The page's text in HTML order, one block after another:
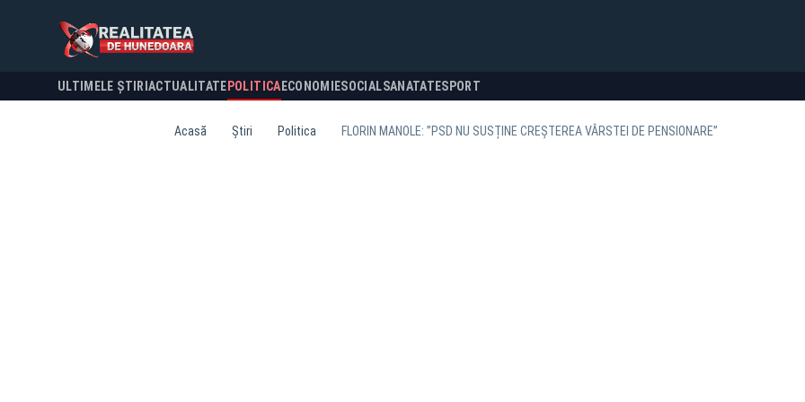
ULTIMELE ȘTIRI ACTUALITATE POLITICA ECONOMIESOCIALSANATATESPORT
Acasă Știri Politica FLORIN MANOLE: ”PSD NU SUSȚINE CREȘTEREA VÂRSTEI DE PENSIONARE”